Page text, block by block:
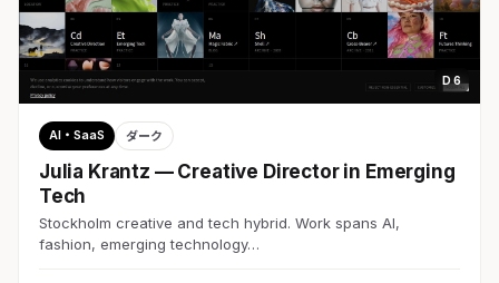
D 6
AI・SaaS ダーク
Julia Krantz — Creative Director in Emerging
Tech
Stockholm creative and tech hybrid. Work spans AI,
fashion, emerging technology…